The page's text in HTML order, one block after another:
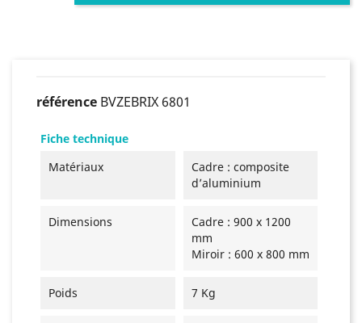
référence BVZEBRIX 6801
Fiche technique
Matériaux
Cadre : composite
d’aluminium
Dimensions
Cadre : 900 x 1200
mm
Miroir : 600 x 800 mm
Poids 7 Kg